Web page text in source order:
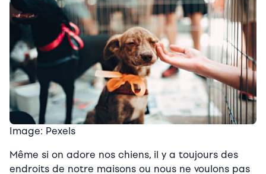
Image: Pexels
Même si on adore nos chiens, il y a toujours des
endroits de notre maisons ou nous ne voulons pas